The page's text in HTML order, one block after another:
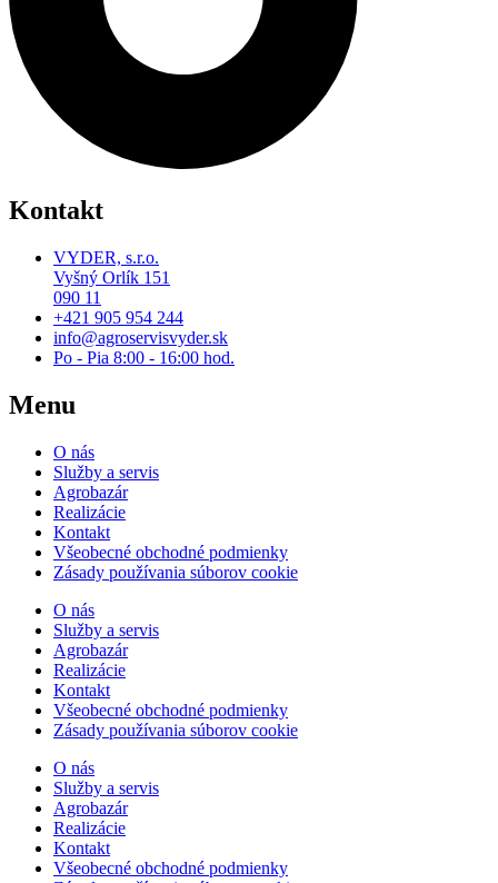
Kontakt
VYDER, s.r.o.
Vyšný Orlík 151
090 11
+421 905 954 244
info@agroservisvyder.sk
Po - Pia 8:00 - 16:00 hod.
Menu
O nás
Služby a servis
Agrobazár
Realizácie
Kontakt
Všeobecné obchodné podmienky
Zásady používania súborov cookie
O nás
Služby a servis
Agrobazár
Realizácie
Kontakt
Všeobecné obchodné podmienky
Zásady používania súborov cookie
O nás
Služby a servis
Agrobazár
Realizácie
Kontakt
Všeobecné obchodné podmienky